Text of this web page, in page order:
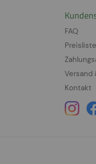
FAQ
Versand
Kontakt